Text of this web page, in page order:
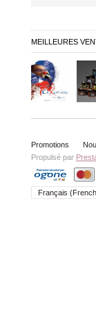
MEILLEURES
Promotions
Propulsé par